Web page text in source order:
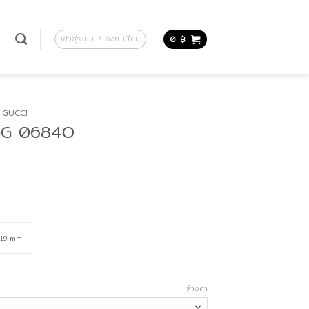
เข้าสู่ระบบ / ลงทะเบียน 0 ฿
GUCCI
0684O
19 mm
ล้างค่า